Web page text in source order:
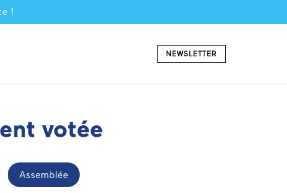
!
NEWSLETTER
votée
Assemblée